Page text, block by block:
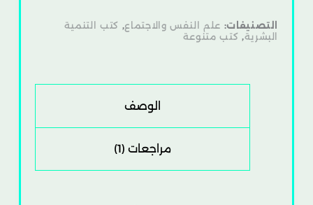
التصنيفات: علم النفس والاجتماع, كتب التنمية
البشرية, كتب متنوعة
الوصف
مراجعات (1)